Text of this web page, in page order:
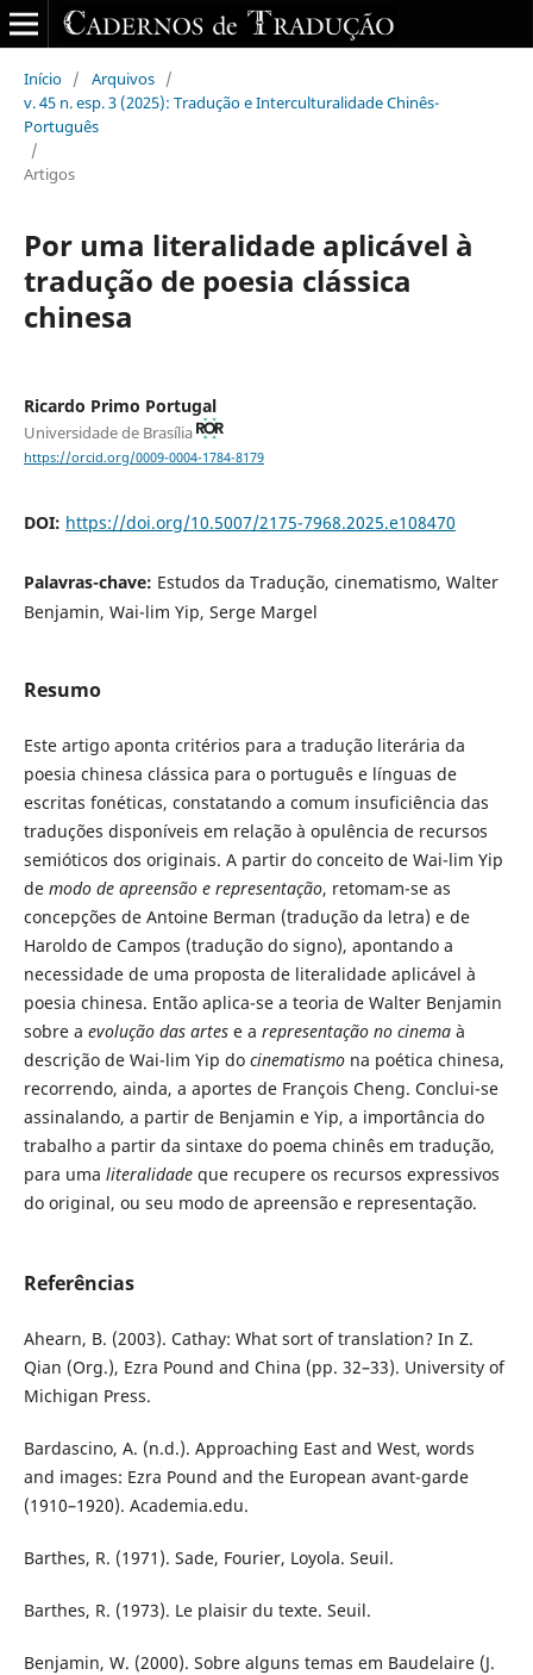
Início / Arquivos /
v. 45 n. esp. 3 (2025): Tradução e Interculturalidade Chinês-
Português
/
Artigos
Por uma literalidade aplicável à
tradução de poesia clássica
chinesa
Ricardo Primo Portugal
Universidade de Brasília
https://orcid.org/0009-0004-1784-8179
DOI: https://doi.org/10.5007/2175-7968.2025.e108470
Palavras-chave: Estudos da Tradução, cinematismo, Walter
Benjamin, Wai-lim Yip, Serge Margel
Resumo
Este artigo aponta critérios para a tradução literária da
poesia chinesa clássica para o português e línguas de
escritas fonéticas, constatando a comum insuficiência das
traduções disponíveis em relação à opulência de recursos
semióticos dos originais. A partir do conceito de Wai-lim Yip
de modo de apreensão e representação, retomam-se as
concepções de Antoine Berman (tradução da letra) e de
Haroldo de Campos (tradução do signo), apontando a
necessidade de uma proposta de literalidade aplicável à
poesia chinesa. Então aplica-se a teoria de Walter Benjamin
sobre a evolução das artese a representação no cinemaà
descrição de Wai-lim Yip do cinematismo na poética chinesa,
recorrendo, ainda, a aportes de François Cheng. Conclui-se
assinalando, a partir de Benjamin e Yip, a importância do
trabalho a partir da sintaxe do poema chinês em tradução,
para uma literalidadeque recupere os recursos expressivos
do original, ou seu modo de apreensão e representação.
Referências
Ahearn, B. (2003). Cathay: What sort of translation? In Z.
Qian (Org.), Ezra Pound and China (pp. 32–33). University of
Michigan Press.
Bardascino, A. (n.d.). Approaching East and West, words
and images: Ezra Pound and the European avant-garde
(1910–1920). Academia.edu.
Barthes, R. (1971). Sade, Fourier, Loyola. Seuil.
Barthes, R. (1973). Le plaisir du texte. Seuil.
Benjamin, W. (2000). Sobre alguns temas em Baudelaire (J.